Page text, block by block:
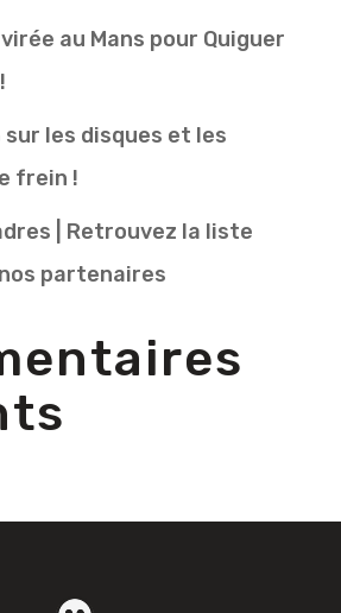
au Mans pour Quiguer
sur les disques et les
frein !
| Retrouvez la liste
partenaires